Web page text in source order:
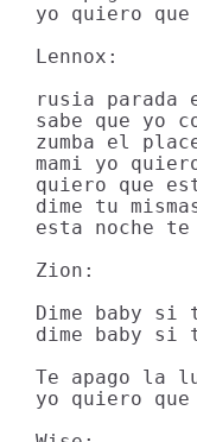
yo quiero
Lennox:
rusia parada
sabe que yo
zumba el
mami yo
quiero que
dime tu
esta noche
Zion:
Dime baby si
dime baby si
Te apago la
yo quiero